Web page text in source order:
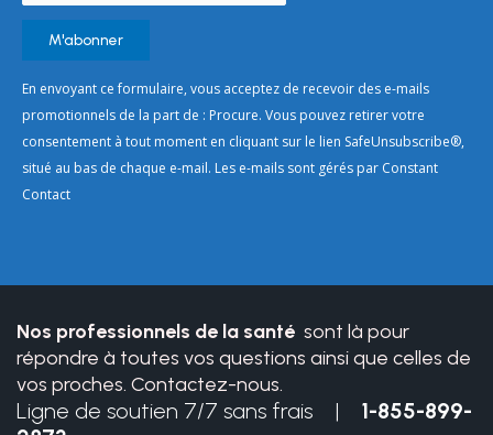
Constant
Contact
Use.
Please
leave
En envoyant ce formulaire, vous acceptez de recevoir des e-mails
promotionnels de la part de : Procure. Vous pouvez retirer votre
consentement à tout moment en cliquant sur le lien SafeUnsubscribe®,
situé au bas de chaque e-mail. Les e-mails sont gérés par Constant
Contact
Nos professionnels de la santé sont là pour
répondre à toutes vos questions ainsi que celles de
vos proches. Contactez-nous.
Ligne de soutien 7/7 sans frais | 1-855-899-